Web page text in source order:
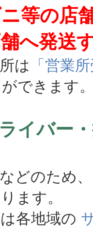
等の店
へ発送
は 「営業
できます
ライバー
どのため
ます。
各地域の